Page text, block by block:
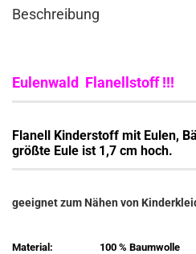
Beschreibung
Eulenwald Flanellstoff !!!
Flanell Kinderstoff mit Eulen,
größte Eule ist 1,7 cm hoch.
geeignet zum Nähen von
Material: 100 % Baumwolle